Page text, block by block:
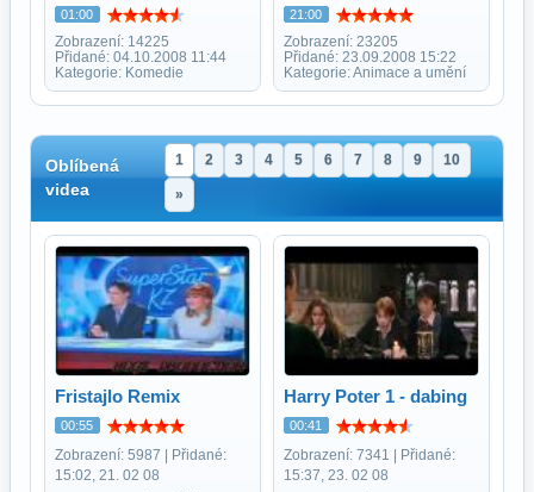
01:00
Zobrazení: 14225
Přidané: 04.10.2008 11:44
Kategorie: Komedie
21:00
Zobrazení: 23205
Přidané: 23.09.2008 15:22
Kategorie: Animace a umění
Oblíbená
videa
1 2 3 4 5 6 7 8 9 10
»
Fristajlo Remix
00:55
Zobrazení: 5987 | Přidané:
15:02, 21. 02 08
Harry Poter 1 - dabing
00:41
Zobrazení: 7341 | Přidané:
15:37, 23. 02 08